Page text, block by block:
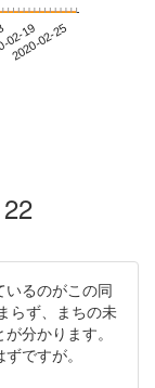
19
2020-02-25
るのがこの同
らず、まちの未
分かります。
ですが。